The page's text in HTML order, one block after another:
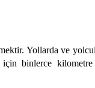
Yollarda ve
için binlerce